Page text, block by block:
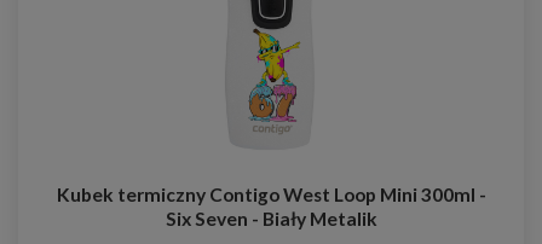
Kubek termiczny Contigo West Loop Mini 300ml -
Six Seven - Biały Metalik